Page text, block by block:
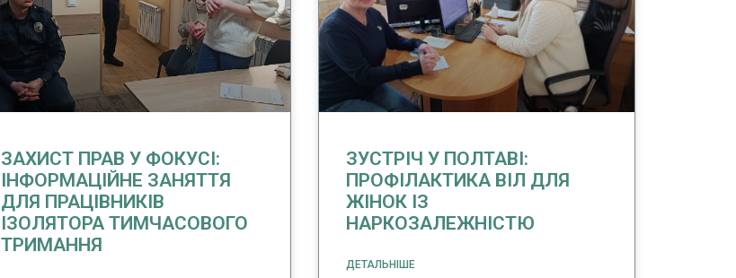
ЗАХИСТ ПРАВ У ФОКУСІ:
ІНФОРМАЦІЙНЕ ЗАНЯТТЯ
ДЛЯ ПРАЦІВНИКІВ
ІЗОЛЯТОРА ТИМЧАСОВОГО
ТРИМАННЯ
ЗУСТРІЧ У ПОЛТАВІ:
ПРОФІЛАКТИКА ВІЛ ДЛЯ
ЖІНОК ІЗ
НАРКОЗАЛЕЖНІСТЮ
ДЕТАЛЬНІШЕ